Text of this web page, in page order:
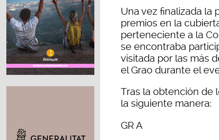
Una vez finalizada la
premios en la
perteneciente a la
se encontraba
visitada por las más
el Grao durante el
Tras la obtención de
la siguiente manera:
GR A